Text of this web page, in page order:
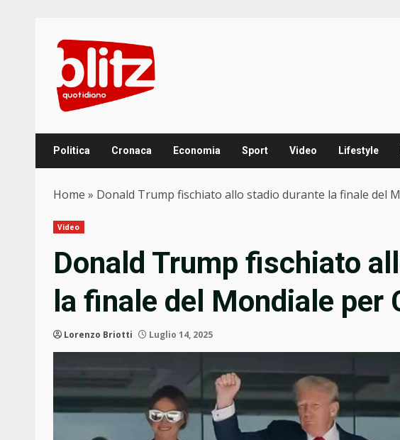
content
Politica Cronaca Economia Sport Video Lifestyle
Home » Donald Trump fischiato allo stadio durante la finale del
Video
Donald Trump fischiato
la finale del Mondiale per
Lorenzo Briotti Luglio 14, 2025